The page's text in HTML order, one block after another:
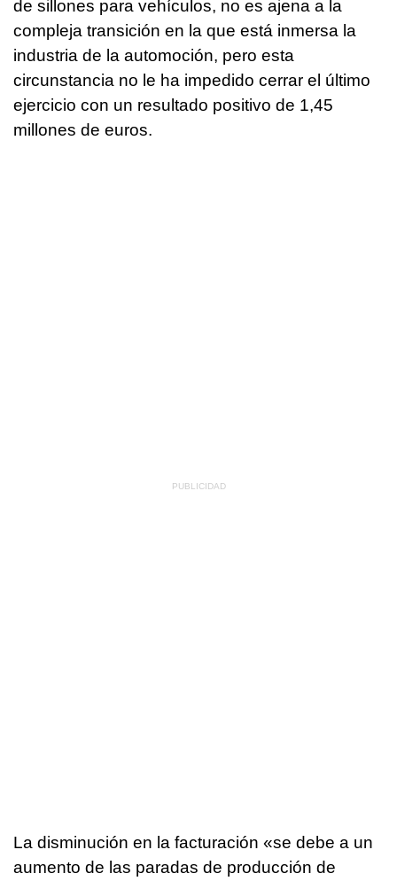
de sillones para vehículos, no es ajena a la
compleja transición en la que está inmersa la
industria de la automoción, pero esta
circunstancia no le ha impedido cerrar el último
ejercicio con un resultado positivo de 1,45
millones de euros.
La disminución en la facturación «se debe a un
aumento de las paradas de producción de